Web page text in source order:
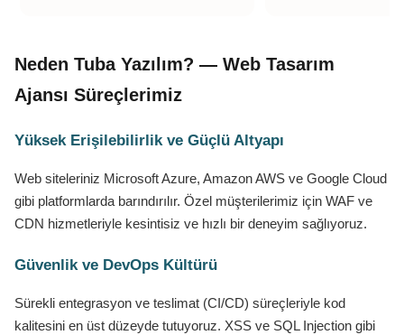
Neden Tuba Yazılım? — Web Tasarım
Ajansı Süreçlerimiz
Yüksek Erişilebilirlik ve Güçlü Altyapı
Web siteleriniz Microsoft Azure, Amazon AWS ve Google Cloud
gibi platformlarda barındırılır. Özel müşterilerimiz için WAF ve
CDN hizmetleriyle kesintisiz ve hızlı bir deneyim sağlıyoruz.
Güvenlik ve DevOps Kültürü
Sürekli entegrasyon ve teslimat (CI/CD) süreçleriyle kod
kalitesini en üst düzeyde tutuyoruz. XSS ve SQL Injection gibi